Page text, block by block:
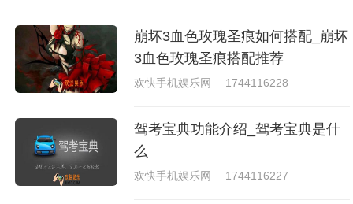
崩坏3血色玫瑰圣痕如何搭配_崩坏
3血色玫瑰圣痕搭配推荐
欢快手机娱乐网 1744116228
驾考宝典功能介绍_驾考宝典是什
么
欢快手机娱乐网 1744116227